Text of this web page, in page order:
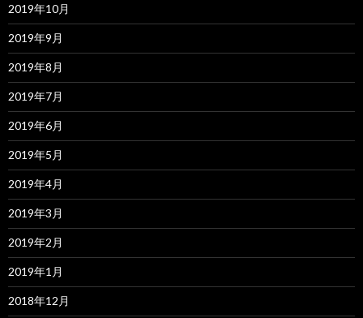
2019年10月
2019年9月
2019年8月
2019年7月
2019年6月
2019年5月
2019年4月
2019年3月
2019年2月
2019年1月
2018年12月